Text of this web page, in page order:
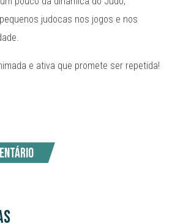
judocas nos jogos e nos
e ativa que promete ser repetida!